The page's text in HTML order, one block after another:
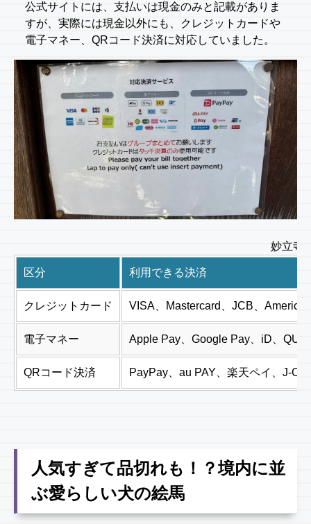
公式サイトには、支払いは現金のみと記載がありま
すが、実際には現金以外にも、クレジットカードや
電子マネー、QRコード決済に対応していました。
妙立寺
区分 利用できる決済
クレジットカード VISA、Mastercard、JCB、
電子マネー Apple Pay、Google Pay、iD、
QRコード決済 PayPay、au PAY、楽天ペイ、J-
人気すぎて品切れも！？境内に並
ぶ愛らしい犬の絵馬